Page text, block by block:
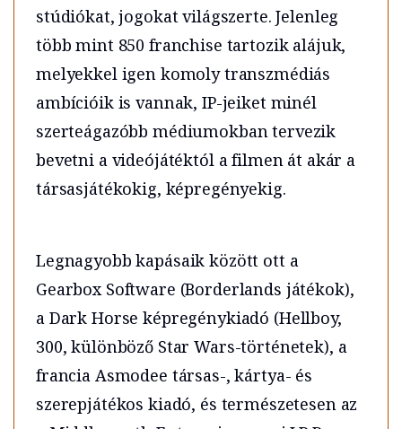
stúdiókat, jogokat világszerte. Jelenleg
több mint 850 franchise tartozik alájuk,
melyekkel igen komoly transzmédiás
ambícióik is vannak, IP-jeiket minél
szerteágazóbb médiumokban tervezik
bevetni a videójátéktól a filmen át akár a
társasjátékokig, képregényekig.
Legnagyobb kapásaik között ott a
Gearbox Software (Borderlands játékok),
a Dark Horse képregénykiadó (Hellboy,
300, különböző Star Wars-történetek), a
francia Asmodee társas-, kártya- és
szerepjátékos kiadó, és természetesen az